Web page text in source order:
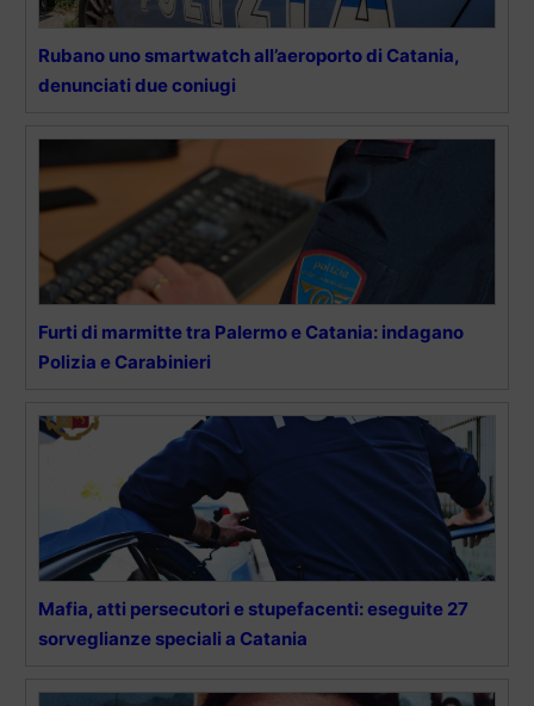
Rubano uno smartwatch all’aeroporto di Catania,
denunciati due coniugi
Furti di marmitte tra Palermo e Catania: indagano
Polizia e Carabinieri
Mafia, atti persecutori e stupefacenti: eseguite 27
sorveglianze speciali a Catania